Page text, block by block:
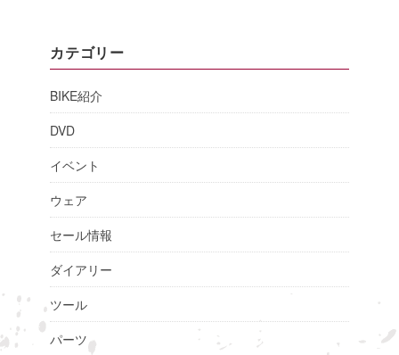
カテゴリー
BIKE紹介
DVD
イベント
ウェア
セール情報
ダイアリー
ツール
パーツ